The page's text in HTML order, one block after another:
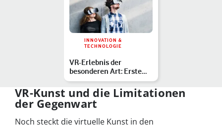
INNOVATION &
TECHNOLOGIE
VR-Erlebnis der
besonderen Art: Erste
Oper in Virtual Reality
VR-Kunst und die Limitationen
der Gegenwart
Noch steckt die virtuelle Kunst in den